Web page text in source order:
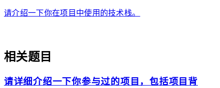
请介绍一下你在项目中使用的技术栈。
相关题目
请详细介绍一下你参与过的项目，包括项目背